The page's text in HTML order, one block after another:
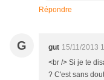
Répondre
G gut 15/11/2013
<br /> Si je te
? C'est sans